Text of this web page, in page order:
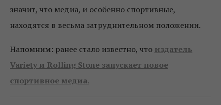
значит, что медиа, и особенно спортивные,
находятся в весьма затруднительном положении.
Напомним: ранее стало известно, что издатель
Variety и Rolling Stone запускает новое
спортивное медиа.